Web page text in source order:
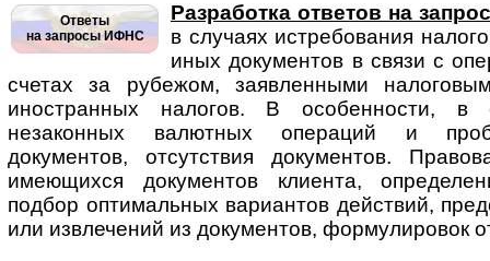
Ответы
на запросы ИФНС
Разработка ответов на
в случаях истребования
иных документов в связи с
счетах за рубежом, заявленными
иностранных налогов. В особенности, в
незаконных валютных операций и
документов, отсутствия документов.
имеющихся документов клиента,
подбор оптимальных вариантов действий,
или извлечений из документов, формулировок